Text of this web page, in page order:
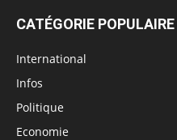
CATÉGORIE POPULAIRE
International
Infos
Politique
Economie